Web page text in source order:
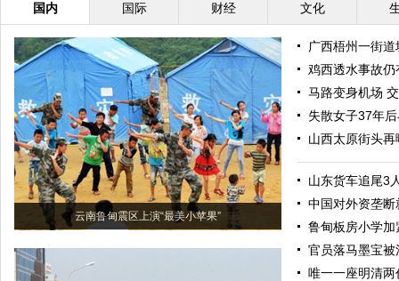
国内 国际 财经 文化
云南鲁甸震区上演“最美小苹果”
广西梧州一街
鸡西透水事故
马路变身机场
失散女子37年
山西太原街头再
山东货车追尾3
中国对外资垄断
鲁甸板房小学
官员落马墨宝
唯一一座明清两